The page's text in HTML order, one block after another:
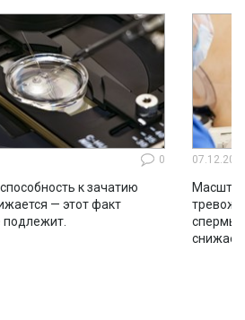
0
к зачатию
— этот факт
спермы